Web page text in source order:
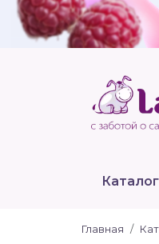
Каталог
Главная